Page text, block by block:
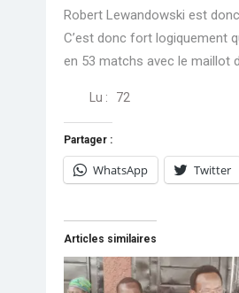
Robert Lewandowski est
C’est donc fort logiquement
en 53 matchs avec le maillot
Lu : 72
Partager :
WhatsApp Twitter
Articles similaires